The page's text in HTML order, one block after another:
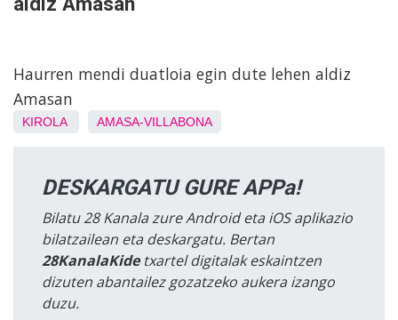
Haurren mendi duatloia egin dute lehen aldiz
Amasan
KIROLA AMASA-VILLABONA
DESKARGATU GURE APPa!
Bilatu 28 Kanala zure Android eta iOS aplikazio
bilatzailean eta deskargatu. Bertan
28KanalaKidetxartel digitalak eskaintzen
dizuten abantailez gozatzeko aukera izango
duzu.